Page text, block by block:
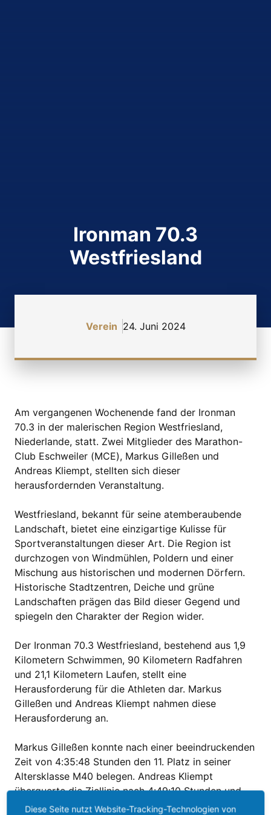
Ironman 70.3
Westfriesland
Verein 24. Juni 2024
Am vergangenen Wochenende fand der Ironman
70.3 in der malerischen Region Westfriesland,
Niederlande, statt. Zwei Mitglieder des Marathon-
Club Eschweiler (MCE), Markus Gilleßen und
Andreas Kliempt, stellten sich dieser
herausfordernden Veranstaltung.
Westfriesland, bekannt für seine atemberaubende
Landschaft, bietet eine einzigartige Kulisse für
Sportveranstaltungen dieser Art. Die Region ist
durchzogen von Windmühlen, Poldern und einer
Mischung aus historischen und modernen Dörfern.
Historische Stadtzentren, Deiche und grüne
Landschaften prägen das Bild dieser Gegend und
spiegeln den Charakter der Region wider.
Der Ironman 70.3 Westfriesland, bestehend aus 1,9
Kilometern Schwimmen, 90 Kilometern Radfahren
und 21,1 Kilometern Laufen, stellt eine
Herausforderung für die Athleten dar. Markus
Gilleßen und Andreas Kliempt nahmen diese
Herausforderung an.
Markus Gilleßen konnte nach einer beeindruckenden
Zeit von 4:35:48 Stunden den 11. Platz in seiner
Altersklasse M40 belegen. Andreas Kliempt
überquerte die Ziellinie nach 4:49:10 Stunden und
sicherte sich den 5. Platz in der Altersklasse M55.
Diese Seite nutzt Website-Tracking-Technologien von